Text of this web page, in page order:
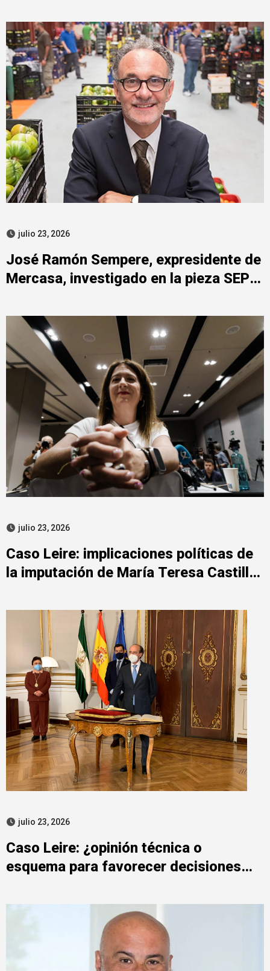
julio 23, 2026
José Ramón Sempere, expresidente de
Mercasa, investigado en la pieza SEPI
julio 23, 2026
Caso Leire: implicaciones políticas de
la imputación de María Teresa Castillo
julio 23, 2026
Caso Leire: ¿opinión técnica o
esquema para favorecer decisiones